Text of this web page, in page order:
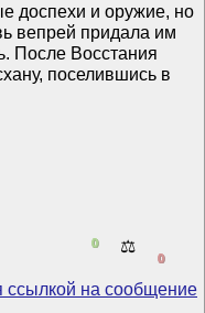
доспехи и оружие, но
вепрей придала им
После Восстания
поселившись в
0 ⚖️
0